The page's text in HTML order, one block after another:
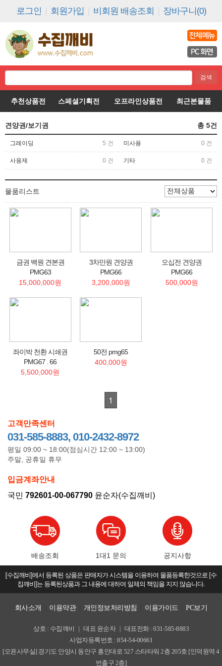
로그인 회원가입 비회원 배송조회 장바구니(0)
추천상품전 스페셜기획전 오프라인상품전 최근본물품
견양권/보기권 총 5건
그레이딩 5 건 미사용 0 건
사용제 0 건 기타 0 건
물품리스트
금권 백원 견본권
PMG63
15,000,000원
3차만원 견양권
PMG66
3,200,000원
오십전 견양권
PMG66
500,000원
좌이박 천환 시쇄권
PMG67 . 66
5,500,000원
50전 pmg65
400,000원
1
고객만족센터
031-585-8883, 010-2432-8972
평일 09:00 ~ 18:00(점심시간 12:00 ~ 13:00)
주말, 공휴일 휴무
입금계좌안내
국민 792601-00-067790 윤순자(수집깨비)
배송조회 1대1 문의 공지사항
[수집깨비]에서 등록된 상품은 판매자가 시스템을 이용하여 물품등록한것으로 [수
집깨비]는 등록된상품과 그 내용에 대하여 일체의 책임을 지지 않습니다.
회사소개 이용약관 개인정보처리방침 이용가이드 PC보기
상호 : 수집깨비 | 대표 윤순자 | 대표전화 : 031-585-8883
사업자등록번호 : 854-54-00661
[오픈사무실] 경기도 안양시 동안구 흥안대로 527 스타타워 2층 205호 [인덕원역 4
번출구 2층]